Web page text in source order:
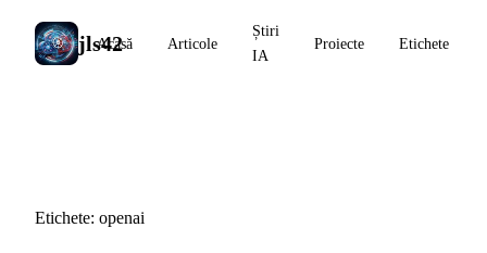
jls42
Acasă Articole
Știri
IA
Proiecte Etichete
Etichete: openai